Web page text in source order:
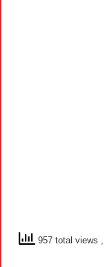
957 total views